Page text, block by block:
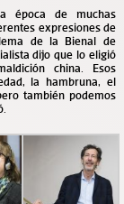
época de muchas
expresiones de
de la Bienal de
dijo que lo eligió
china. Esos
la hambruna, el
también podemos